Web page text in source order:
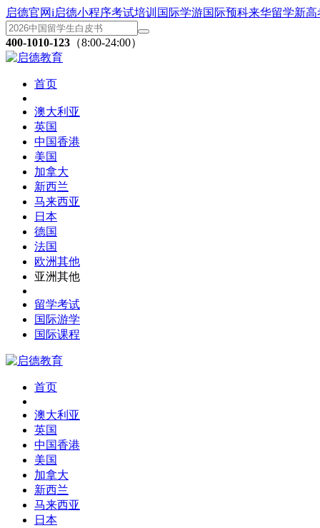
启德官网i启德小程序考试培训 国际学游国际预科来华留学新高
400-1010-123 （8:00-24:00）
首页
澳大利亚
英国
中国香港
美国
加拿大
新西兰
马来西亚
日本
德国
法国
欧洲其他
亚洲其他
留学考试
国际游学
国际课程
首页
澳大利亚
英国
中国香港
美国
加拿大
新西兰
马来西亚
日本